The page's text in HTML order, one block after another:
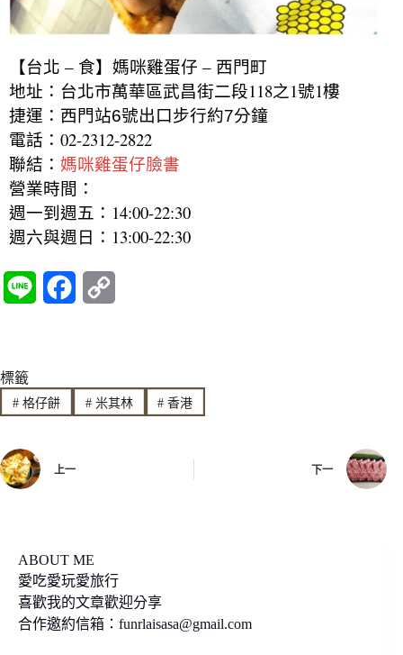
【台北 – 食】媽咪雞蛋仔 – 西門町
地址：台北市萬華區武昌街二段118之1號1樓
捷運：西門站6號出口步行約7分鐘
電話：02-2312-2822
聯結： 媽咪雞蛋仔臉書
營業時間：
週一到週五：14:00-22:30
週六與週日：13:00-22:30
e e
b
y
L
標籤
#格仔餅 #米其林 # 香港
上一 下一
ABOUT ME
愛吃愛玩愛旅行
喜歡我的文章歡迎分享
合作邀約信箱： funrlaisasa@gmail.com